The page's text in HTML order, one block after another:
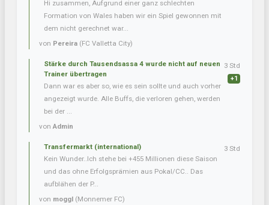
Hi zusammen, Aufgrund einer ganz schlechten
Formation von Wales haben wir ein Spiel gewonnen mit
dem nicht gerechnet war...
von Pereira (FC Valletta City)
Stärke durch Tausendsassa 4 wurde nicht auf neuen
Trainer übertragen
Dann war es aber so, wie es sein sollte und auch vorher
angezeigt wurde. Alle Buffs, die verloren gehen, werden
bei der ...
vonAdmin
3 Std
+1
Transfermarkt (international)
Kein Wunder..Ich stehe bei +455 Millionen diese Saison
und das ohne Erfolgsprämien aus Pokal/CC.. Das
aufblähen der P...
von moggl (Monnemer FC)
3 Std